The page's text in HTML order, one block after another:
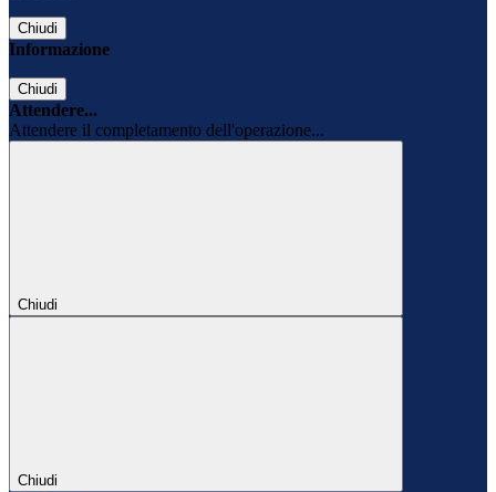
Chiudi
Informazione
Chiudi
Attendere...
Attendere il completamento dell'operazione...
Chiudi
Chiudi